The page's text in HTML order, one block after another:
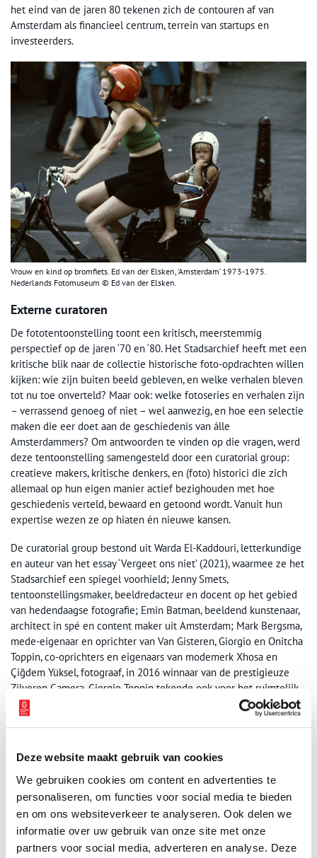
Deze website maakt gebruik van cookies
We gebruiken cookies om content en advertenties te
personaliseren, om functies voor social media te bieden
en om ons websiteverkeer te analyseren. Ook delen we
informatie over uw gebruik van onze site met onze
partners voor social media, adverteren en analyse. Deze
het eind van de jaren 80 tekenen zich de contouren af van
Amsterdam als financieel centrum, terrein van startups en
investeerders.
Vrouw en kind op bromfiets. Ed van der Elsken, ‘Amsterdam’ 1973-1975.
Nederlands Fotomuseum © Ed van der Elsken.
Externe curatoren
De fototentoonstelling toont een kritisch, meerstemmig
perspectief op de jaren ‘70 en ‘80. Het Stadsarchief heeft met een
kritische blik naar de collectie historische foto-opdrachten willen
kijken: wie zijn buiten beeld gebleven, en welke verhalen bleven
tot nu toe onverteld? Maar ook: welke fotoseries en verhalen zijn
– verrassend genoeg of niet – wel aanwezig, en hoe een selectie
maken die eer doet aan de geschiedenis van álle
Amsterdammers? Om antwoorden te vinden op die vragen, werd
deze tentoonstelling samengesteld door een curatorial group:
creatieve makers, kritische denkers, en (foto) historici die zich
allemaal op hun eigen manier actief bezighouden met hoe
geschiedenis verteld, bewaard en getoond wordt. Vanuit hun
expertise wezen ze op hiaten én nieuwe kansen.
De curatorial group bestond uit Warda El-Kaddouri, letterkundige
en auteur van het essay ‘Vergeet ons niet’ (2021), waarmee ze het
Stadsarchief een spiegel voorhield; Jenny Smets,
tentoonstellingsmaker, beeldredacteur en docent op het gebied
van hedendaagse fotografie; Emin Batman, beeldend kunstenaar,
architect in spé en content maker uit Amsterdam; Mark Bergsma,
mede-eigenaar en oprichter van Van Gisteren, Giorgio en Onitcha
Toppin, co-oprichters en eigenaars van modemerk Xhosa en
Çiğdem Yüksel, fotograaf, in 2016 winnaar van de prestigieuze
Zilveren Camera. Giorgio Toppin tekende ook voor het ruimtelijk
en grafisch ontwerp van de tentoonstelling.
Al die Amsterdamse mensen – Foto’s 1970-1990brengt verhalen
woonprotesten, economische crisis en het gevecht om gelijke
rechten. Voor deze tentoonstelling is met vele geportretteerden
en fotografen of hun nazaten gesproken. Het resultaat van de
gesprekken is verwerkt in verdiepende verhalen, die te beleven
zijn via een uitgebreide themawebsite, een audiotour en een
driedelige podcast over pension de Tijdgeest.